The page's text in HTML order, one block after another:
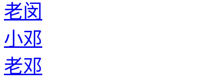
老闵
小邓
老邓